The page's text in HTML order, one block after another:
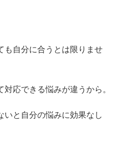
も自分に合うとは限りませ
応できる悩みが違うから。
いと自分の悩みに効果なし